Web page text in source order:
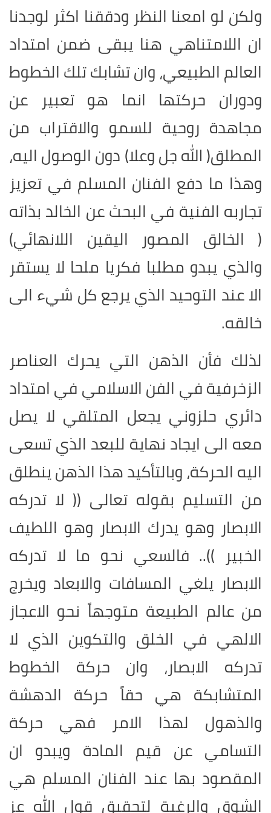
ولكن لو امعنا النظر ودققنا اكثر لوجدنا
ان اللامتناهي هنا يبقى ضمن امتداد
العالم الطبيعي، وان تشابك تلك الخطوط
ودوران حركتها انما هو تعبير عن
مجاهدة روحية للسمو والاقتراب من
المطلق( الله جل وعلا) دون الوصول اليه،
وهذا ما دفع الفنان المسلم في تعزيز
تجاربه الفنية في البحث عن الخالد بذاته
( الخالق المصور اليقين اللانهائي)
والذي يبدو مطلبا فكريا ملحا لا يستقر
الا عند التوحيد الذي يرجع كل شيء الى
خالقه.
لذلك فأن الذهن التي يحرك العناصر
الزخرفية في الفن الاسلامي في امتداد
دائري حلزوني يجعل المتلقي لا يصل
معه الى ايجاد نهاية للبعد الذي تسعى
اليه الحركة، وبالتأكيد هذا الذهن ينطلق
من التسليم بقوله تعالى (( لا تدركه
الابصار وهو يدرك الابصار وهو اللطيف
الخبير )).. فالسعي نحو ما لا تدركه
الابصار يلغي المسافات والابعاد ويخرج
من عالم الطبيعة متوجهاً نحو الاعجاز
الالهي في الخلق والتكوين الذي لا
تدركه الابصار، وان حركة الخطوط
المتشابكة هي حقاً حركة الدهشة
والذهول لهذا الامر فهي حركة
التسامي عن قيم المادة ويبدو ان
المقصود بها عند الفنان المسلم هي
الشوق والرغبة لتحقيق قول الله عز